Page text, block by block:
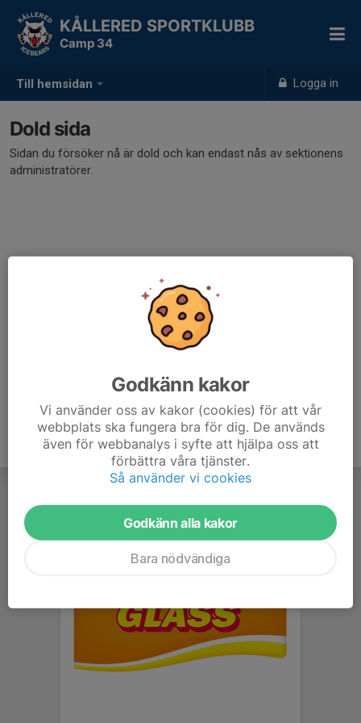
Till hemsidan Logga in
KÅLLERED SPORTKLUBB
Camp 34
Dold sida
Sidan du försöker nå är dold och kan endast nås av sektionens
administratörer.
Godkänn kakor
Vi använder oss av kakor (cookies) för att vår
webbplats ska fungera bra för dig. De används
även för webbanalys i syfte att hjälpa oss att
förbättra våra tjänster.
Så använder vi cookies
Godkänn alla kakor
Bara nödvändiga